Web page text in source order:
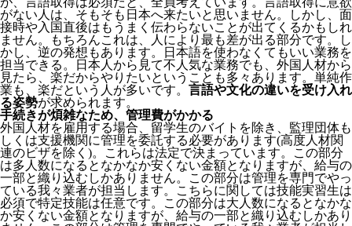
がない人は、そもそも日本へ来たいと思いません。しかし、面
接時や入国直後はもうまく伝わらないことが出てくるかもしれ
ません。
もちろんこれは、人により最も差が出る部分です。し
かし、逆の発想もあります。日本語を使わなくてもいい業務を
担当できる。日本人から見て不人気な業務でも、外国人材から
見たら、楽だからやりたいということも多々あります。単純作
業も、楽だという人が多いです。 言語や文化の違いを受け入れ
る姿勢が求められます。
手続きが煩雑なため、管理費がかかる
外国人材を雇用する場合、留学生のバイトを除き、 監理団体も
しくは支援機関に管理を委託する必要があります(高度人材関
連のビザを除く)。これらは法定で決まっています。この部分
は多人数になるとなかなか安くない金額となりますが、給与の
一部と織り込むしかありません。この部分は管理を専門でやっ
ている我々業者が担当します。こちらに関しては技能実習生は
必須で特定技能は任意です。この部分は大人数になるとなかな
か安くない金額となりますが、給与の一部と織り込むしかあり